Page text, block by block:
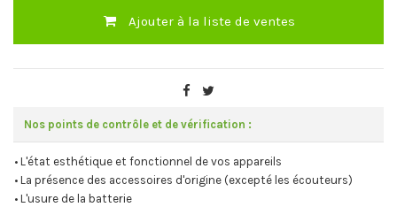
Ajouter à la liste de ventes
Nos points de contrôle et de vérification :
• L'état esthétique et fonctionnel de vos appareils
• La présence des accessoires d'origine (excepté les écouteurs)
• L'usure de la batterie